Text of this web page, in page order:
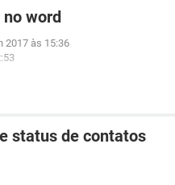
word
2017 às 15:36
status de contatos